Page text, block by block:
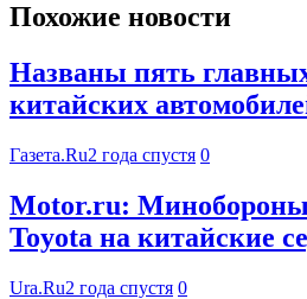
Похожие новости
Названы пять
китайских
Газета.Ru2 года спустя 0
Motor.ru:
Toyota на китайские
Ura.Ru2 года спустя 0